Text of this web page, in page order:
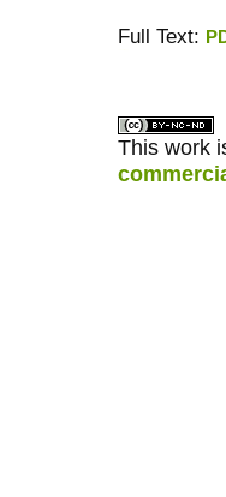
Full Text:
This work